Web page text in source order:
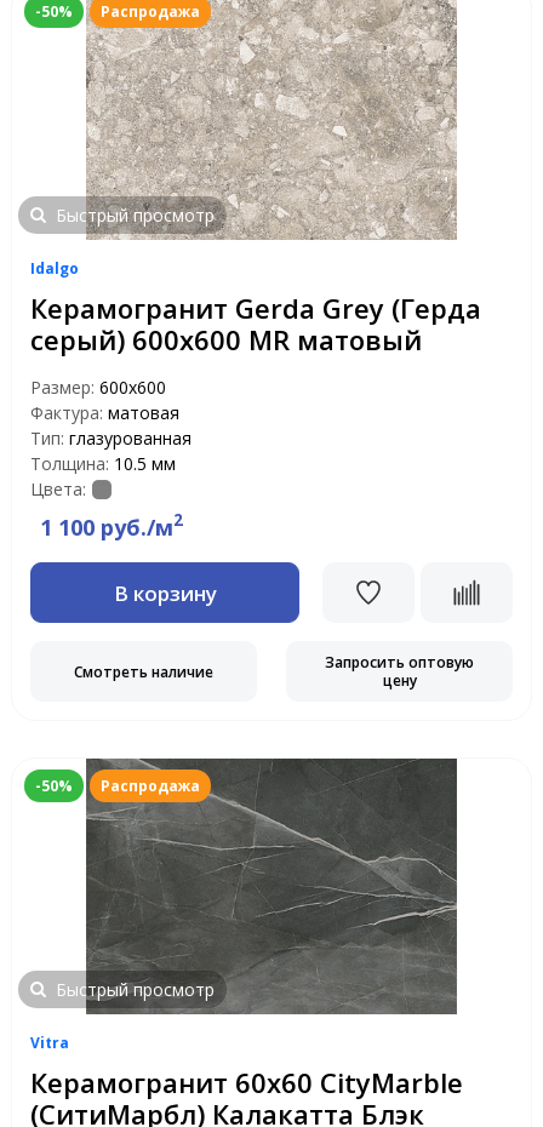
-50% Распродажа
Быстрый просмотр
Idalgo
Керамогранит Gerda Grey (Герда
серый) 600х600 MR матовый
Размер: 600х600
Фактура: матовая
Тип: глазурованная
Толщина: 10.5 мм
Цвета:
1 100 руб./м2
В корзину
Смотреть наличие
Запросить оптовую
цену
-50% Распродажа
Быстрый просмотр
Vitra
Керамогранит 60х60 CityMarble
(СитиМарбл) Калакатта Блэк